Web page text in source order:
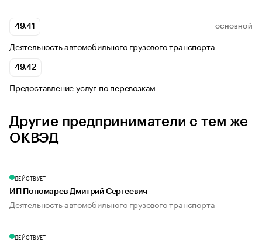
49.41 ОСНОВНОЙ
Деятельность автомобильного грузового транспорта
49.42
Предоставление услуг по перевозкам
Другие предприниматели с тем же
ОКВЭД
ДЕЙСТВУЕТ
ИП Пономарев Дмитрий Сергеевич
Деятельность автомобильного грузового транспорта
ДЕЙСТВУЕТ